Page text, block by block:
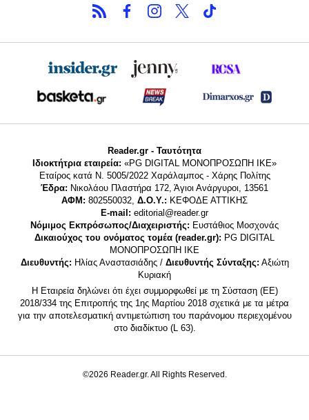
Reader.gr - Ταυτότητα
Ιδιοκτήτρια εταιρεία: «PG DIGITAL MONΟΠΡΟΣΩΠΗ ΙΚΕ»
Εταίρος κατά Ν. 5005/2022 Χαράλαμπος - Χάρης Πολίτης
Έδρα: Νικολάου Πλαστήρα 172, Άγιοι Ανάργυροι, 13561
ΑΦΜ: 802550032, Δ.Ο.Υ.: ΚΕΦΟΔΕ ΑΤΤΙΚΗΣ
E-mail: editorial@reader.gr
Νόμιμος Εκπρόσωπος/Διαχειριστής: Ευστάθιος Μοσχονάς
Δικαιούχος του ονόματος τομέα (reader.gr): PG DIGITAL
MONΟΠΡΟΣΩΠΗ ΙΚΕ
Διευθυντής: Ηλίας Αναστασιάδης / Διευθυντής Σύνταξης: Αξιώτη
Κυριακή
Η Εταιρεία δηλώνει ότι έχει συμμορφωθεί με τη Σύσταση (ΕΕ)
2018/334 της Επιτροπής της 1ης Μαρτίου 2018 σχετικά με τα μέτρα
για την αποτελεσματική αντιμετώπιση του παράνομου περιεχομένου
στο διαδίκτυο (L 63).
©2026 Reader.gr. All Rights Reserved.